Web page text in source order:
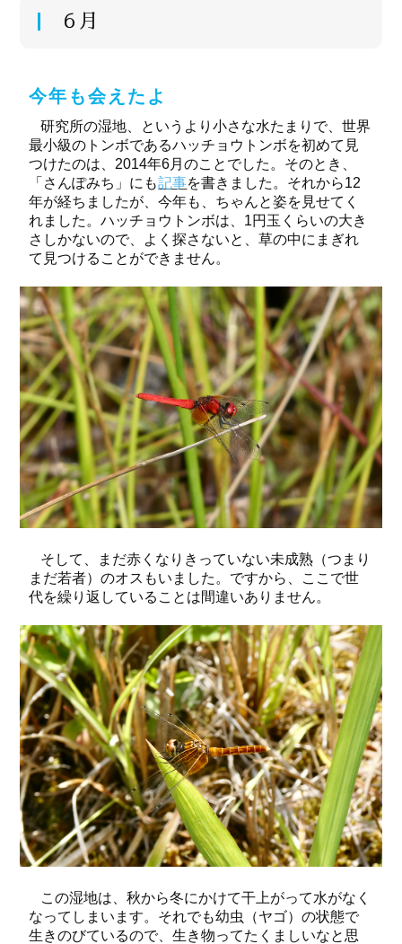
６月
今年も会えたよ
研究所の湿地、というより小さな水たまりで、世界
最小級のトンボであるハッチョウトンボを初めて見
つけたのは、2014年6月のことでした。そのとき、
「さんぽみち」にも記事を書きました。それから12
年が経ちましたが、今年も、ちゃんと姿を見せてく
れました。ハッチョウトンボは、1円玉くらいの大き
さしかないので、よく探さないと、草の中にまぎれ
て見つけることができません。
そして、まだ赤くなりきっていない未成熟（つまり
まだ若者）のオスもいました。ですから、ここで世
代を繰り返していることは間違いありません。
この湿地は、秋から冬にかけて干上がって水がなく
なってしまいます。それでも幼虫（ヤゴ）の状態で
生きのびているので、生き物ってたくましいなと思